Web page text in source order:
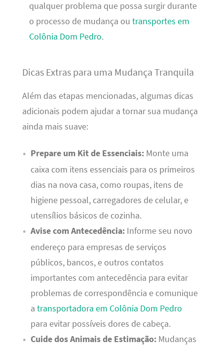
qualquer problema que possa surgir durante
o processo de mudança ou transportes em
Colônia Dom Pedro.
Dicas Extras para uma Mudança Tranquila
Além das etapas mencionadas, algumas dicas
adicionais podem ajudar a tornar sua mudança
ainda mais suave:
Prepare um Kit de Essenciais:Monte uma
caixa com itens essenciais para os primeiros
dias na nova casa, como roupas, itens de
higiene pessoal, carregadores de celular, e
utensílios básicos de cozinha.
Avise com Antecedência:Informe seu novo
endereço para empresas de serviços
públicos, bancos, e outros contatos
importantes com antecedência para evitar
problemas de correspondência e comunique
a transportadora em Colônia Dom Pedro
para evitar possíveis dores de cabeça.
Cuide dos Animais de Estimação:Mudanças